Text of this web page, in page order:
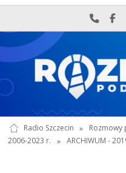
Radio Szczecin » Rozmowy
2006-2023 r.
» ARCHIWUM -